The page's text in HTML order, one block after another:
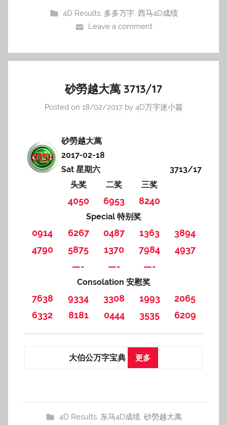
4D Results, 多多万字,西马4D成绩
Leave a comment
砂勞越大萬 3713/17
Posted on 18/02/2017by 4D万字迷小篇
砂勞越大萬
2017-02-18
Sat 星期六
3713/17
头奖
二奖 三奖
4050 6953 8240
Special 特别奖
0914 6267 0487 1363
3894
4790
5875 1370 7984
4937
—-
—- —-
Consolation 安慰奖
7638 9334 3308 1993
2065
6332
8181 0444 3535 6209
大伯公万字宝典 更多
4D Results, 东马4D成绩, 砂勞越大萬